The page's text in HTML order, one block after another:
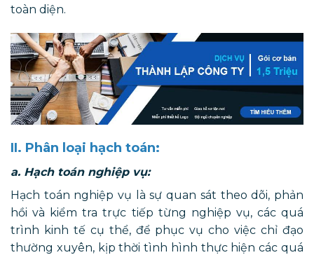
toàn diện.
II. Phân loại hạch toán:
a. Hạch toán nghiệp vụ:
Hạch toán nghiệp vụ là sự quan sát theo dõi, phản
hồi và kiểm tra trực tiếp từng nghiệp vụ, các quá
trình kinh tế cụ thể, để phục vụ cho việc chỉ đạo
thường xuyên, kịp thời tình hình thực hiện các quá